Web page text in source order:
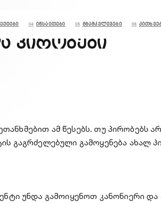
04 ინსაითები 05 გზამკვლევები 06
პირობები
ამ წესებს. თუ პირობებს
გაგრძელებული გამოყენება ახალ
უნდა გამოიყენოთ კანონიერი